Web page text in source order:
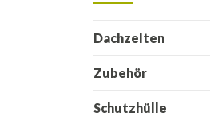
Dachzelten
Zubehör
Schutzhülle